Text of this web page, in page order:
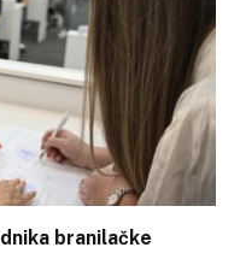
branilačke